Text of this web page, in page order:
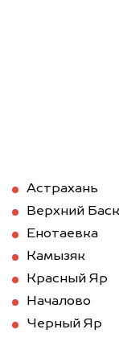
Астрахань
Верхний
Енотаевка
Камызяк
Красный Яр
Началово
Черный Яр